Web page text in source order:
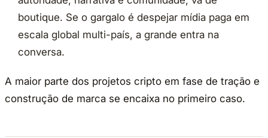
boutique. Se o gargalo é despejar mídia paga em
escala global multi-país, a grande entra na
conversa.
A maior parte dos projetos cripto em fase de tração e
construção de marca se encaixa no primeiro caso.